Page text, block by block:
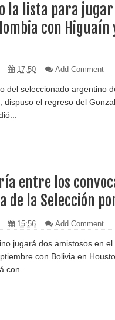
la lista para
con Higuaín
17:50 Add Comment
del seleccionado argentino
dispuso el regreso del
entre los
de la Selección
15:56 Add Comment
jugará dos amistosos en
con Bolivia en
con...